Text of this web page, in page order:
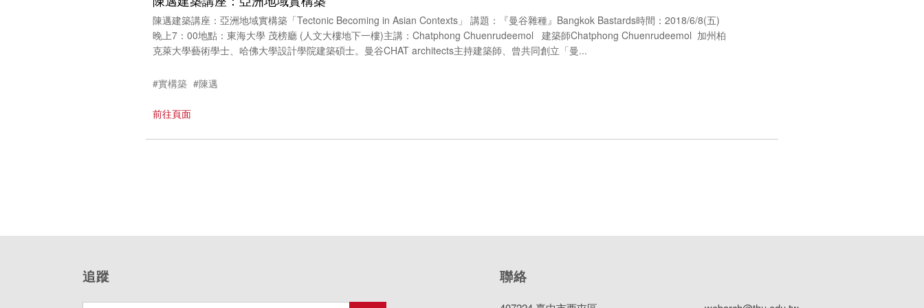
陳邁建築講座：亞洲地域實構築「Tectonic Becoming in Asian Contexts」 講題：『曼谷雜種』Bangkok Bastards時間：2018/6/8(五)
晚上7：00地點：東海大學 茂榜廳 (人文大樓地下一樓)主講：Chatphong Chuenrudeemol 建築師Chatphong Chuenrudeemol 加州柏
克萊大學藝術學士、哈佛大學設計學院建築碩士。曼谷CHAT architects主持建築師、曾共同創立「曼...
#實構築 #陳邁
前往頁面
追蹤 聯絡